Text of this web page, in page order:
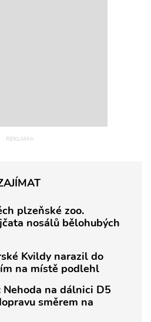
plzeňské zoo.
nosálů bělohubých
Kvildy narazil do
na místě podlehl
Nehoda na dálnici D5
směrem na